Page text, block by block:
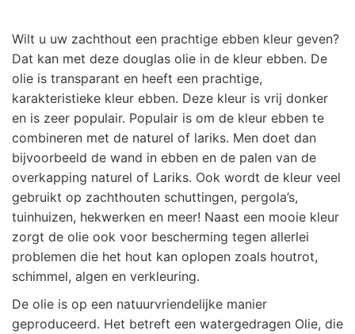
Wilt u uw zachthout een prachtige ebben kleur geven?
Dat kan met deze douglas olie in de kleur ebben. De
olie is transparant en heeft een prachtige,
karakteristieke kleur ebben. Deze kleur is vrij donker
en is zeer populair. Populair is om de kleur ebben te
combineren met de naturel of lariks. Men doet dan
bijvoorbeeld de wand in ebben en de palen van de
overkapping naturel of Lariks. Ook wordt de kleur veel
gebruikt op zachthouten schuttingen, pergola’s,
tuinhuizen, hekwerken en meer! Naast een mooie kleur
zorgt de olie ook voor bescherming tegen allerlei
problemen die het hout kan oplopen zoals houtrot,
schimmel, algen en verkleuring.
De olie is op een natuurvriendelijke manier
geproduceerd. Het betreft een watergedragen Olie, die